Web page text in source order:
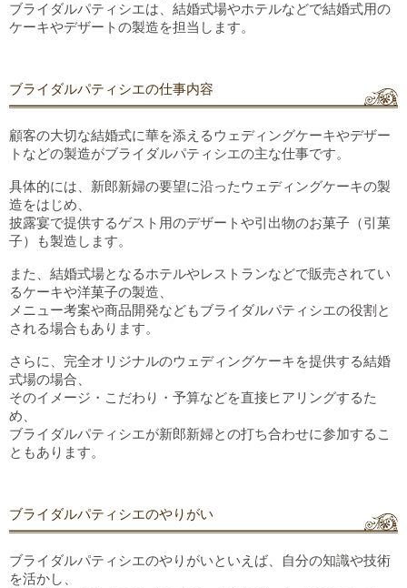
ブライダルパティシエは、結婚式場やホテルなどで結婚式用の
ケーキやデザートの製造を担当します。
ブライダルパティシエの仕事内容
顧客の大切な結婚式に華を添えるウェディングケーキやデザー
トなどの製造がブライダルパティシエの主な仕事です。
具体的には、新郎新婦の要望に沿ったウェディングケーキの製
造をはじめ、
披露宴で提供するゲスト用のデザートや引出物のお菓子（引菓
子）も製造します。
また、結婚式場となるホテルやレストランなどで販売されてい
るケーキや洋菓子の製造、
メニュー考案や商品開発などもブライダルパティシエの役割 と
される場合もあります。
さらに、完全オリジナルのウェディングケーキを提供する結婚
式場の場合、
そのイメージ・こだわり・予算などを直接ヒアリングするた
め、
ブライダルパティシエが新郎新婦との打ち合わせに参加するこ
ともあります。
ブライダルパティシエのやりがい
ブライダルパティシエのやりがいといえば、自分の知識や技術
を活かし